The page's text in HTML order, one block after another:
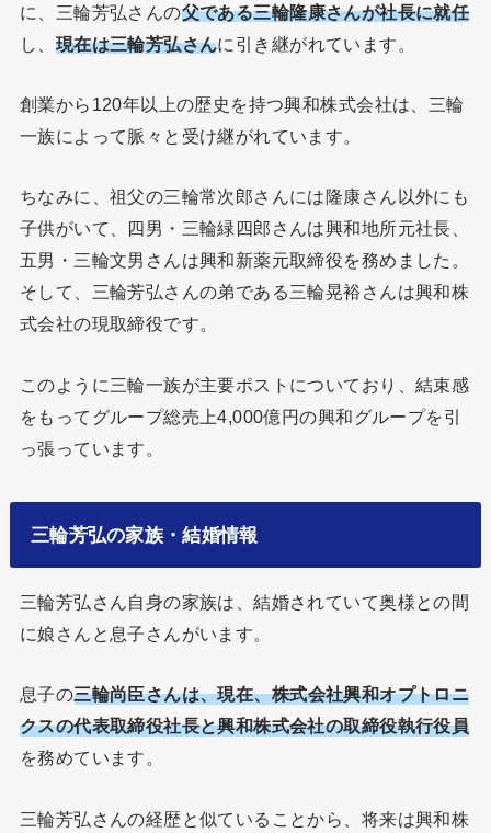
に、三輪芳弘さんの父である三輪隆康さんが社長に就任
し、 現在は三輪芳弘さんに引き継がれています。
創業から120年以上の歴史を持つ興和株式会社は、三輪
一族によって脈々と受け継がれています。
ちなみに、祖父の三輪常次郎さんには隆康さん以外にも
子供がいて、四男・三輪緑四郎さんは興和地所元社長、
五男・三輪文男さんは興和新薬元取締役を務めました。
そして、三輪芳弘さんの弟である三輪晃裕さんは興和株
式会社の現取締役です。
このように三輪一族が主要ポストについており、結束感
をもってグループ総売上4,000億円の興和グループを引
っ張っています。
三輪芳弘の家族・結婚情報
三輪芳弘さん自身の家族は、結婚されていて奥様との間
に娘さんと息子さんがいます。
息子の三輪尚臣さんは、現在、株式会社興和オプトロニ
クスの代表取締役社長と興和株式会社の取締役執行役員
を務めています。
三輪芳弘さんの経歴と似ていることから、将来は興和株